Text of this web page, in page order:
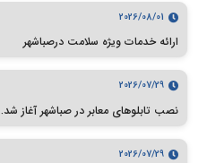
2026/08/01
ارائه خدمات ویژه سلامت درصباشهر
2026/07/29
نصب تابلوهای معابر در صباشهر آغاز شد.
2026/07/29